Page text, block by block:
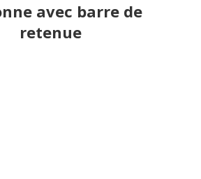
avec barre de
retenue